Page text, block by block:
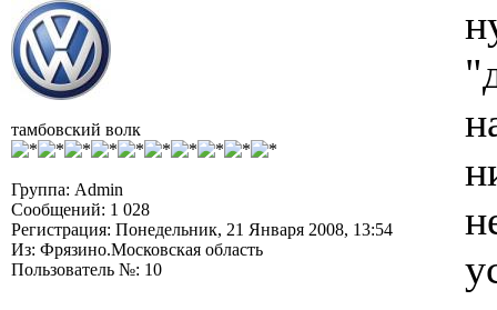
тамбовский волк
Группа: Admin
Сообщений: 1 028
Регистрация: Понедельник, 21 Января 2008, 13:54
Из: Фрязино.Московская область
Пользователь №: 10